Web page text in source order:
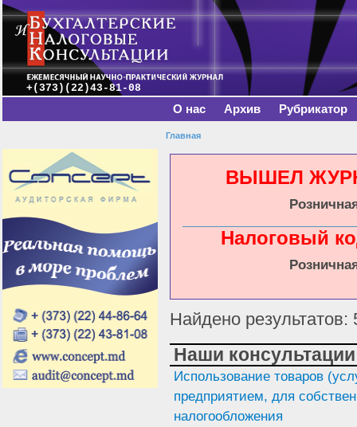
+(373)(22)43-81-08
Главное меню
О нас Архив Рубрикатор
Вы здесь
Главная
ВЫШЕЛ
Налоговый
Найдено результатов:
Наши консультации
Использование товаров
предприятием, для
налогообложения